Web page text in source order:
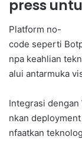
press
Platform no-
code seperti
npa keahlian
alui antarmuka
Integrasi dengan
nkan
nfaatkan